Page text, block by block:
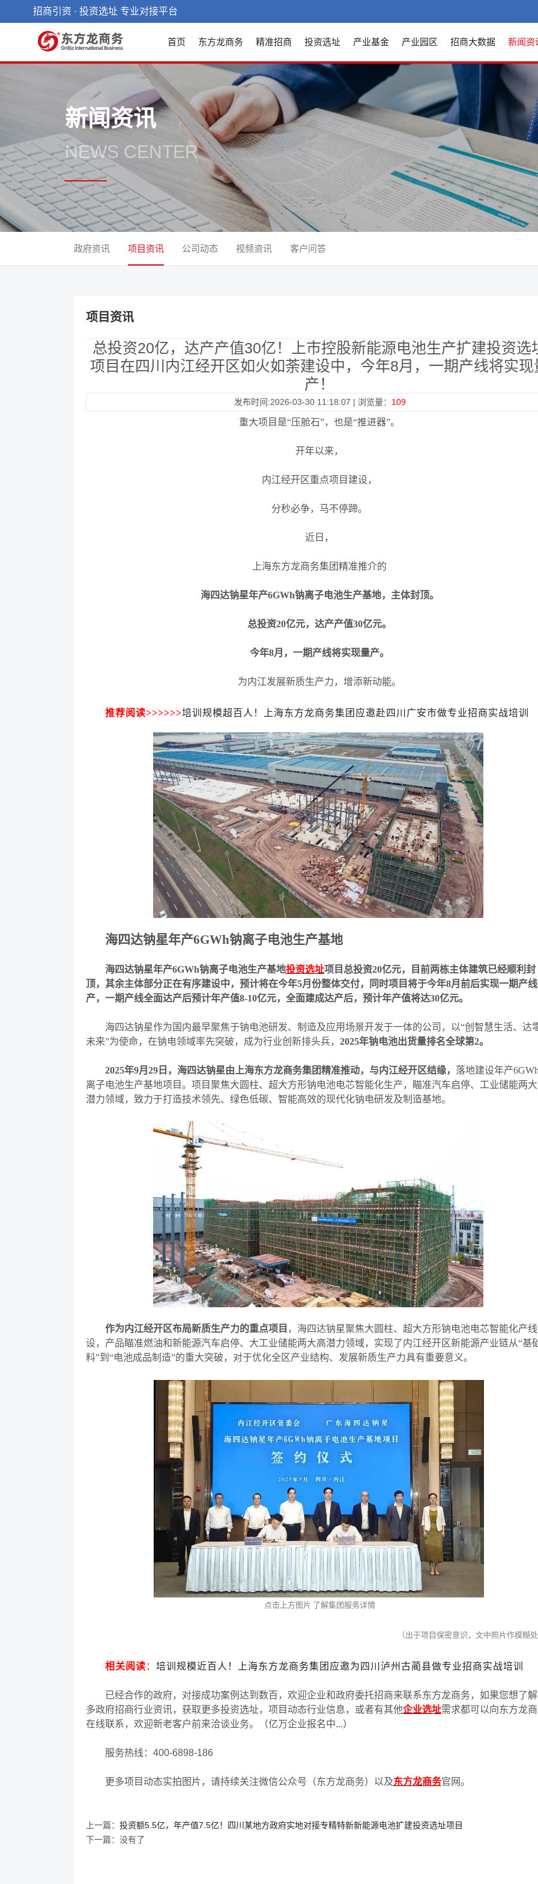
招商引资 · 投资选址 专业对接平台
首页 东方龙商务 精准招商 投资选址 产业基金 产业园区 招商大数据 新闻资
新闻资讯
NEWS CENTER
政府资讯 项目资讯 公司动态 视频资讯 客户问答
项目资讯
总投资20亿，达产产值30亿！上市控股新能源电池生产扩建投资选
项目在四川内江经开区如火如荼建设中，今年8月，一期产线将实现
产！
发布时间:2026-03-30 11:18:07 | 浏览量： 109
重大项目是“压舱石”，也是“推进器”。
开年以来，
内江经开区重点项目建设，
分秒必争，马不停蹄。
近日，
上海东方龙商务集团精准推介的
海四达钠星年产6GWh钠离子电池生产基地，主体封顶。
总投资20亿元，达产产值30亿元。
今年8月，一期产线将实现量产。
为内江发展新质生产力，增添新动能。
推荐阅读>>>>>>培训规模超百人！上海东方龙商务集团应邀赴四川广安市做专业招商实战培训
海四达钠星年产6GWh钠离子电池生产基地
海四达钠星年产6GWh钠离子电池生产基地投资选址项目总投资20亿元，目前两栋主体建筑已经顺利封
顶，其余主体部分正在有序建设中，预计将在今年5月份整体交付，同时项目将于今年8月前后实现一期产
产，一期产线全面达产后预计年产值8-10亿元，全面建成达产后，预计年产值将达30亿元。
海四达钠星作为国内最早聚焦于钠电池研发、制造及应用场景开发于一体的公司，以“创智慧生活、达
未来”为使命，在钠电领域率先突破，成为行业创新排头兵， 2025年钠电池出货量排名全球第2。
2025年9月29日，海四达钠星由上海东方龙商务集团精准推动，与内江经开区结缘， 落地建设年产
离子电池生产基地项目。项目聚焦大圆柱、超大方形钠电池电芯智能化生产，瞄准汽车启停、工业储能两
潜力领域，致力于打造技术领先、绿色低碳、智能高效的现代化钠电研发及制造基地。
作为内江经开区布局新质生产力的重点项目 ，海四达钠星聚焦大圆柱、超大方形钠电池电芯智能化产
设，产品瞄准燃油和新能源汽车启停、大工业储能两大高潜力领域，实现了内江经开区新能源产业链从“基
料”到 “电池成品制造”的重大突破，对于优化全区产业结构、发展新质生产力具有重要意义。
点击上方图片 了解集团服务详情
（出于项目保密意识，文中照片作模糊处
相关阅读 ： 培训规模近百人！上海东方龙商务集团应邀为四川泸州古蔺县做专业招商实战培训
已经合作的政府，对接成功案例达到数百，欢迎企业和政府委托招商来联系东方龙商务，如果您想了解
多政府招商行业资讯，获取更多投资选址，项目动态行业信息，或者有其他企业选址需求都可以向东方龙
在线联系，欢迎新老客户前来洽谈业务。（亿万企业报名中...）
服务热线： 400-6898-186
更多项目动态实拍图片，请持续关注微信公众号（东方龙商务）以及东方龙商务官网。
上一篇： 投资额5.5亿，年产值7.5亿！四川某地方政府实地对接专精特新新能源电池扩建投资选址项目
下一篇：没有了